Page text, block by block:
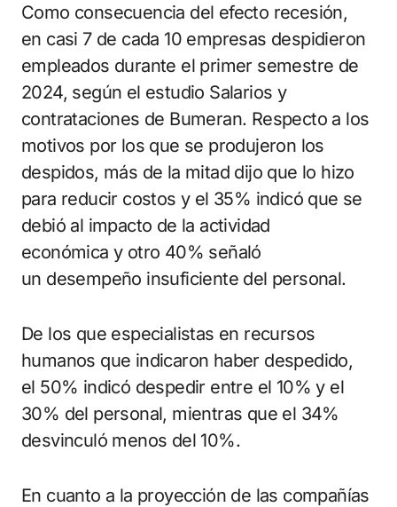
Como consecuencia del efecto recesión,
en casi 7 de cada 10 empresas despidieron
empleados durante el primer semestre de
2024, según el estudio Salarios y
contrataciones de Bumeran. Respecto a los
motivos por los que se produjeron los
despidos, más de la mitad dijo que lo hizo
para reducir costos y el 35% indicó que se
debió al impacto de la actividad
económica y otro 40% señaló
un desempeño insuficiente del personal.
De los que especialistas en recursos
humanos que indicaron haber despedido,
el 50% indicó despedir entre el 10% y el
30% del personal, mientras que el 34%
desvinculó menos del 10%.
En cuanto a la proyección de las compañías